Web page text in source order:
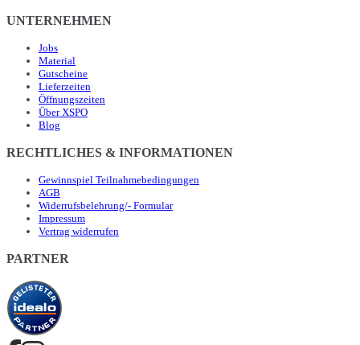
UNTERNEHMEN
Jobs
Material
Gutscheine
Lieferzeiten
Öffnungszeiten
Über XSPO
Blog
RECHTLICHES & INFORMATIONEN
Gewinnspiel Teilnahmebedingungen
AGB
Widerrufsbelehrung/- Formular
Impressum
Vertrag widerrufen
PARTNER